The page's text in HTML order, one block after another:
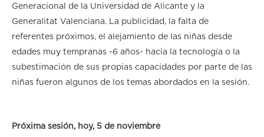
Generacional de la Universidad de Alicante y la
Generalitat Valenciana. La publicidad, la falta de
referentes próximos, el alejamiento de las niñas desde
edades muy tempranas -6 años- hacia la tecnología o la
subestimación de sus propias capacidades por parte de las
niñas fueron algunos de los temas abordados en la sesión.
Próxima sesión, hoy, 5 de noviembre